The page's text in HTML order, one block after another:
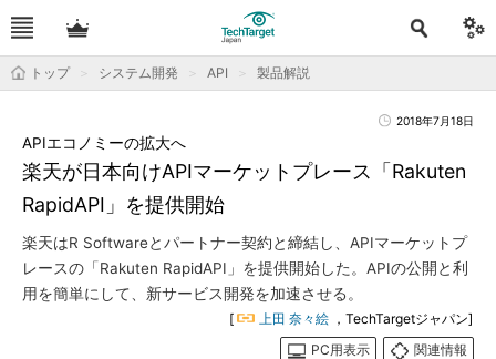
トップ システム開発 API 製品解説
2018年7月18日
楽天が日本向けAPIマーケットプレース「Rakuten
RapidAPI」を提供開始
APIエコノミーの拡大へ
楽天はR Softwareとパートナー契約と締結し、APIマーケットプ
レースの「Rakuten RapidAPI」を提供開始した。APIの公開と利
用を簡単にして、新サービス開発を加速させる。
[ 上田 奈々絵 ，TechTargetジャパン]
PC用表示
関連情報